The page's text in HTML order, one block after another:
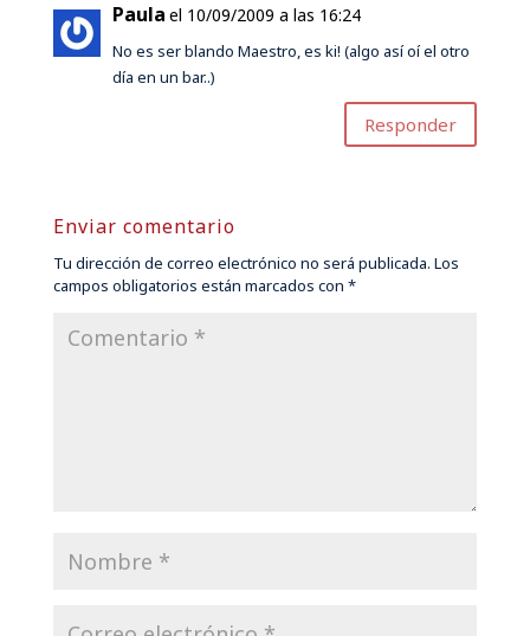
Paula el 10/09/2009 a las 16:24
No es ser blando Maestro, es ki! (algo así oí el otro
día en un bar..)
Responder
Enviar comentario
Tu dirección de correo electrónico no será publicada. Los
campos obligatorios están marcados con *